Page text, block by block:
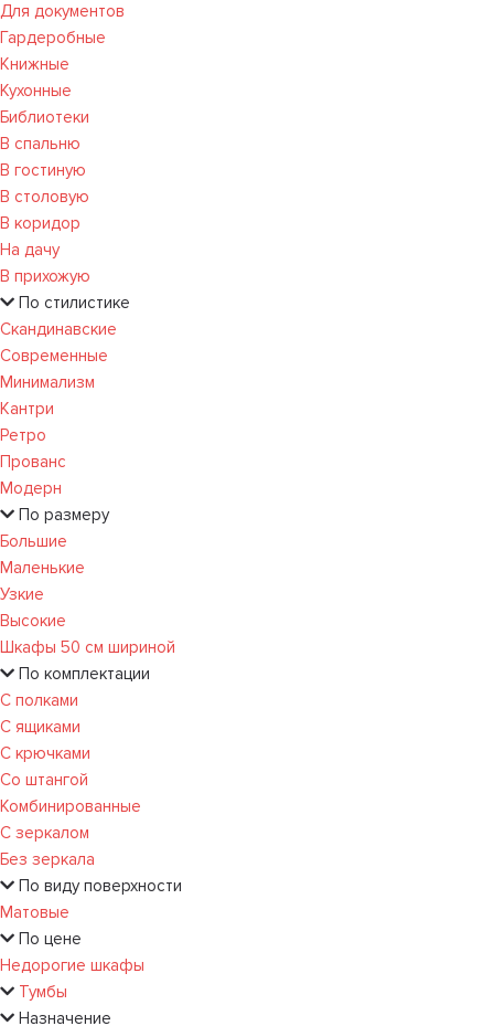
Для документов
Гардеробные
Книжные
Кухонные
Библиотеки
В спальню
В гостиную
В столовую
В коридор
На дачу
В прихожую
По стилистике
Скандинавские
Современные
Минимализм
Кантри
Ретро
Прованс
Модерн
По размеру
Большие
Маленькие
Узкие
Высокие
Шкафы 50 см шириной
По комплектации
С полками
С ящиками
С крючками
Со штангой
Комбинированные
С зеркалом
Без зеркала
По виду поверхности
Матовые
По цене
Недорогие шкафы
Тумбы
Назначение